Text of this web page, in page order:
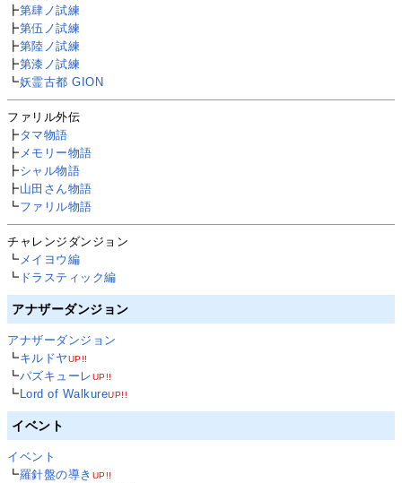
┣第肆ノ試練
┣第伍ノ試練
┣第陸ノ試練
┣第漆ノ試練
┗妖霊古都 GION
ファリル外伝
┣タマ物語
┣ メモリー物語
┣シャル物語
┣山田さん物語
┗ファリル物語
チャレンジダンジョン
┗ メイヨウ編
┗ ドラスティック編
アナザーダンジョン
アナザーダンジョン
┗キルドヤUP!!
┗パズキューレUP!!
┗ Lord of WalkureUP!!
イベント
イベント
┗羅針盤の導き UP!!